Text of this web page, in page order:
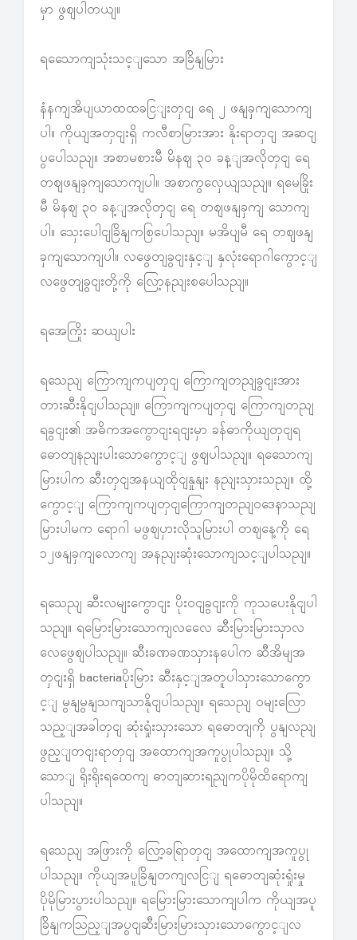
မှာ ဖွဈပါတယျ။
ရသေောကျသုံးသင့ျသော အခြိနျမြား
နံနကျအိပျယာထထခငြျးတှငျ ရေ ၂ ဖနျခှကျသောကျ
ပါ။ ကိုယျအတှငျးရှိ ကလီစာမြားအား နိုးရာတှငျ အဆငျ
ပွပေါသညျ။ အစာမစားမီ မိနဈ ၃၀ ခန့ျအလိုတှငျ ရေ
တဈဖနျခှကျသောကျပါ။ အစာကွလှေယျသညျ။ ရမေခြိုး
မီ မိနဈ ၃၀ ခန့ျအလိုတှငျ ရေ တဈဖနျခှကျ သောကျ
ပါ။ သှေးပေါငျခြိနျကစြပေါသညျ။ မအိပျမီ ရေ တဈဖနျ
ခှကျသောကျပါ။ လဖွေတျခွငျးနှင့ျ နှလုံးရောဂါကွောင့ျ
လဖွေတျခွငျးတို့ကို လြော့နညျးစပေါသညျ။
ရအေကြိုး ဆယျပါး
ရသေညျ ကြောကျကပျတှငျ ကြောကျတညျခွငျးအား
တားဆီးနိုငျပါသညျ။ ကြောကျကပျတှငျ ကြောကျတညျ
ရခွငျး၏ အဓိကအကွောငျးရငျးမှာ ခန်ဓာကိုယျတှငျရ
ဓောတျနညျးပါးသောကွောင့ျ ဖွဈပါသညျ။ ရသေောကျ
မြားပါက ဆီးတှငျအနယျထိုငျနှုနျး နညျးသှားသညျ။ ထို့
ကွောင့ျ ကြောကျကပျတှငျကြောကျတညျဝဒေနာသညျ
မြားပါမက ရောဂါ မဖွဈပှားလိုသူမြားပါ တဈနေ့ကို ရေ
၁၂ဖနျခှကျလောကျ အနညျးဆုံးသောကျသင့ျပါသညျ။
ရသေညျ ဆီးလမျးကွောငျး ပိုးဝငျခွငျးကို ကုသပေးနိုငျပါ
သညျ။ ရမြေားမြားသောကျလလေေ ဆီးမြားမြားသှာလ
လေဖွေဈပါသညျ။ ဆီးခဏခဏသှားနပေါက ဆီအိမျအ
တှငျးရှိ bacteriaပိုးမြား ဆီးနှင့ျအတူပါသှားသောကွော
င့ျ မွနျမွနျသကျသာနိုငျပါသညျ။ ရသေညျ ဝမျးလြော
သည့ျအခါတှငျ ဆုံးရှုံးသှားသော ရဓောတျကို ပွနျလညျ
ဖွည့ျတငျးရာတှငျ အထောကျအကူပွုပါသညျ။ သို့
သောျ ရိုးရိုးရထေကျ ဓာတျဆားရညျကပိုမိုထိရောကျ
ပါသညျ။
ရသေညျ အဖြားကို လြော့ခရြာတှငျ အထောကျအကူပွု
ပါသညျ။ ကိုယျအပူခြိနျတကျလငြျ ရဓောတျဆုံးရှုံးမှု
ပိုမိုမြားပွားပါသညျ။ ရမြေားမြားသောကျပါက ကိုယျအပူ
ခြိနျကသြည့ျအပွငျဆီးမြားမြားသှားသောကွောင့ျလ